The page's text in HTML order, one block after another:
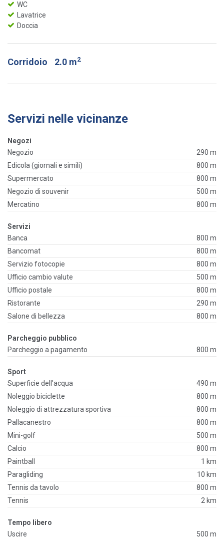
WC
Lavatrice
Doccia
Corridoio 2.0 m2
Servizi nelle vicinanze
Negozi
Negozio
290 m
Edicola (giornali e simili)
800 m
Supermercato
800 m
Negozio di souvenir
500 m
Mercatino
800 m
Servizi
Banca
800 m
Bancomat
800 m
Servizio fotocopie
800 m
Ufficio cambio valute
500 m
Ufficio postale
800 m
Ristorante
290 m
Salone di bellezza
800 m
Parcheggio pubblico
Parcheggio a pagamento
800 m
Sport
Superficie dell'acqua
490 m
Noleggio biciclette
800 m
Noleggio di attrezzatura sportiva
800 m
Pallacanestro
800 m
Mini-golf
500 m
Calcio
800 m
Paintball
1 km
Paragliding
10 km
Tennis da tavolo
800 m
Tennis
2 km
Tempo libero
Uscire
500 m